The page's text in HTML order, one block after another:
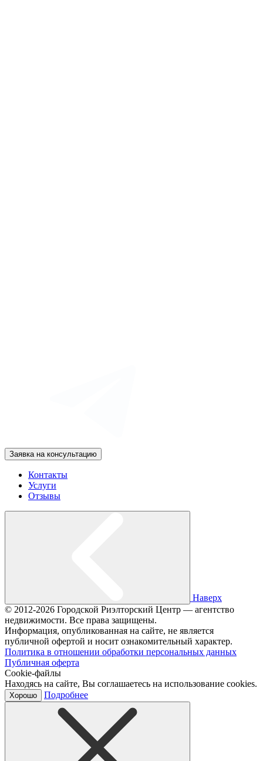
Заявка на консультацию
Контакты
Услуги
Отзывы
Наверх
© 2012-2026 Городской Риэлторский Центр — агентство
недвижимости. Все права защищены.
Информация, опубликованная на сайте, не является
публичной офертой и носит ознакомительный характер.
Политика в отношении обработки персональных данных
Публичная оферта
Cookie-файлы
Находясь на сайте, Вы соглашаетесь на использование cookies.
Хорошо Подробнее